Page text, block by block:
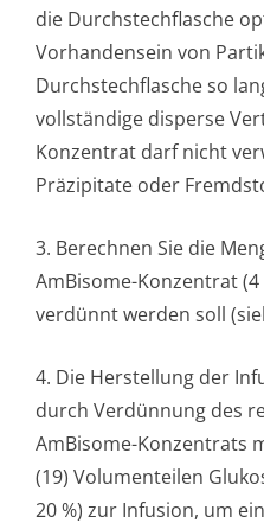
die Durchstechflasche
Vorhandensein von
Durchstechflasche so
vollständige disperse
Konzentrat darf nicht
Präzipitate oder
3. Berechnen Sie die
AmBisome-Konzentrat
verdünnt werden soll
4. Die Herstellung der
durch Verdünnung des
AmBisome-Konzentrats
(19) Volumenteilen
20 %) zur Infusion, um